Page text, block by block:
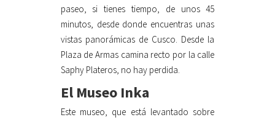
paseo, si tienes tiempo, de unos 45
minutos, desde donde encuentras unas
vistas panorámicas de Cusco. Desde la
Plaza de Armas camina recto por la calle
Saphy Plateros, no hay perdida.
El Museo Inka
Este museo, que está levantado sobre